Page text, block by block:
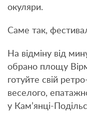
окуляри.
Саме так,
На відміну від
обрано площу
готуйте свій
веселого,
у Кам’янці-